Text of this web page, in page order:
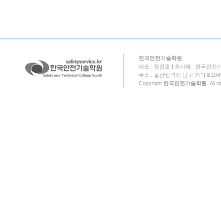
한국안전기술학원
대표 : 정진호 | 회사명 : 한국안전
주소 : 울산광역시 남구 거마로
Copyright 한국안전기술학원 . All